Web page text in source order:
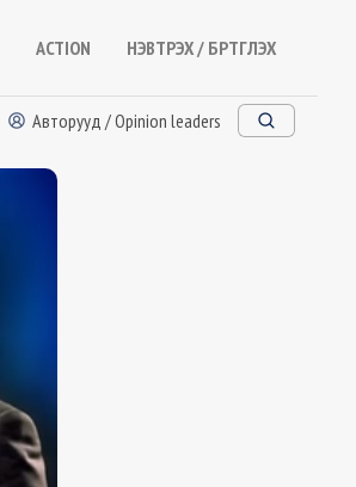
ACTION НЭВТРЭХ / БҮРТГҮҮЛЭХ
Авторууд / Opinion leaders